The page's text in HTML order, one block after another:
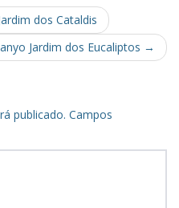
dos Cataldis
Jardim dos Eucaliptos →
publicado. Campos